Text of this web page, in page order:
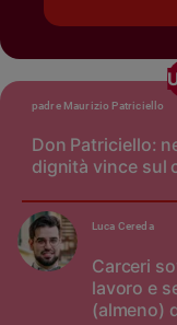
Don Patriciello:
dignità vince sul
padre Maurizio Patriciello
Carceri
lavoro e
(almeno)
Luca Cereda